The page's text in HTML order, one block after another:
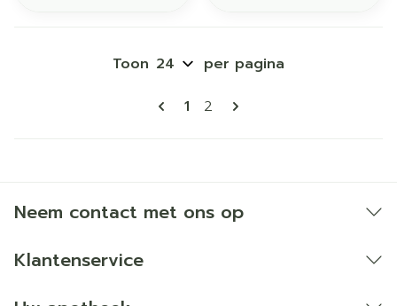
Pagina's
U lees momenteel pagina
1 Pagina
2
Toon per pagina
Neem contact met ons op
Klantenservice